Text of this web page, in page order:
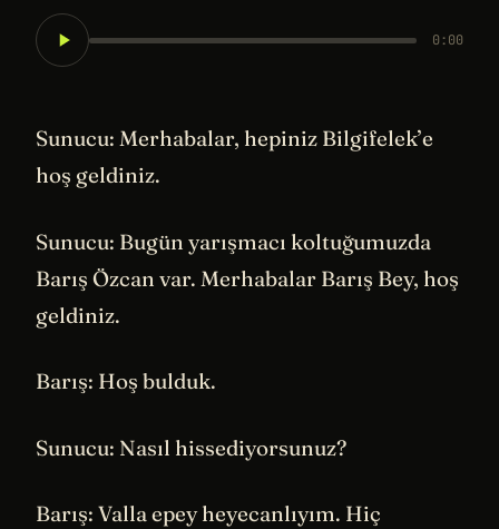
0:00
Sunucu: Merhabalar, hepiniz Bilgifelek’e
hoş geldiniz.
Sunucu: Bugün yarışmacı koltuğumuzda
Barış Özcan var. Merhabalar Barış Bey, hoş
geldiniz.
Barış: Hoş bulduk.
Sunucu: Nasıl hissediyorsunuz?
Barış: Valla epey heyecanlıyım. Hiç